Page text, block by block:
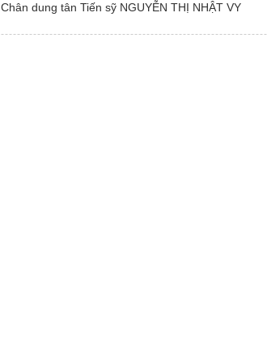
Chân dung tân Tiến sỹ NGUYỄN THỊ NHẬT VY